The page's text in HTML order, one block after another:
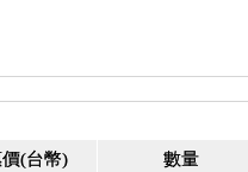
(台幣) 數量